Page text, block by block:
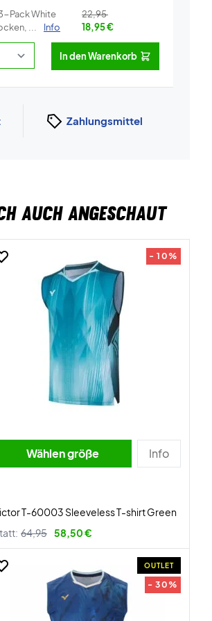
Pack White
...
Info
22,95
18,95€
In den Warenkorb
Zahlungsmittel
AUCH ANGESCHAUT
- 10%
Wählen größe Info
T-60003 Sleeveless T-shirt Green
64,95 58,50 €
OUTLET
- 30%